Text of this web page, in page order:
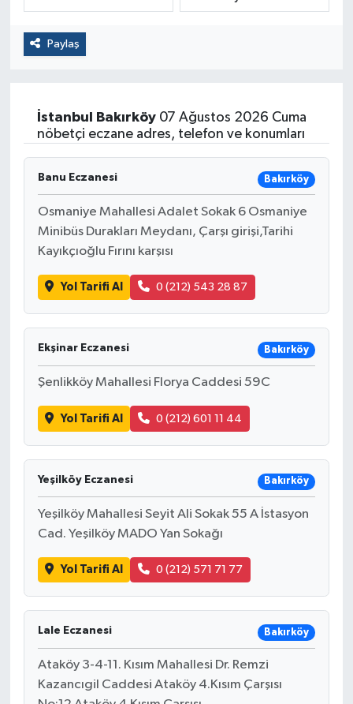
Paylaş
İstanbul Bakırköy07 Ağustos 2026 Cuma
nöbetçi eczane adres, telefon ve konumları
Banu Eczanesi Bakırköy
Osmaniye Mahallesi Adalet Sokak 6 Osmaniye
Minibüs Durakları Meydanı, Çarşı girişi,Tarihi
Kayıkçıoğlu Fırını karşısı
Yol Tarifi Al 0 (212) 543 28 87
Ekşinar Eczanesi Bakırköy
Şenlikköy Mahallesi Florya Caddesi 59C
Yol Tarifi Al 0 (212) 601 11 44
Yeşilköy Eczanesi Bakırköy
Yeşilköy Mahallesi Seyit Ali Sokak 55 A İstasyon
Cad. Yeşilköy MADO Yan Sokağı
Yol Tarifi Al 0 (212) 571 71 77
Lale Eczanesi Bakırköy
Ataköy 3-4-11. Kısım Mahallesi Dr. Remzi
Kazancıgil Caddesi Ataköy 4.Kısım Çarşısı
Kadın